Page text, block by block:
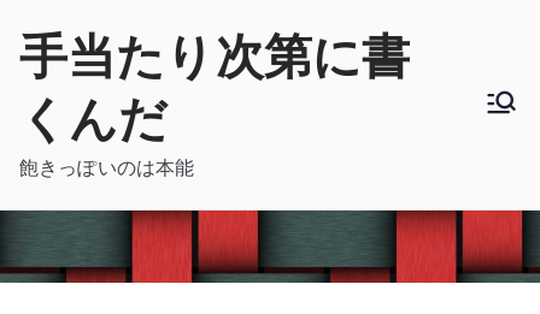
手当たり次第に書
くんだ
飽きっぽいのは本能